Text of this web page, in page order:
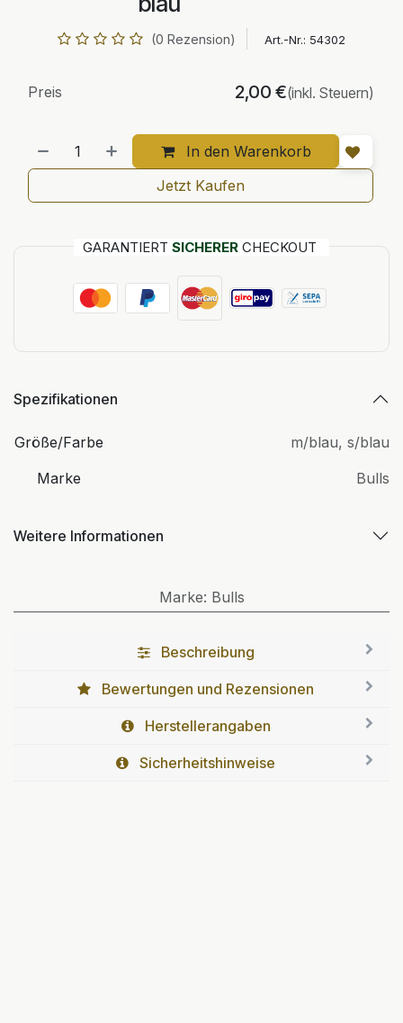
(0 Rezension) Art.-Nr.: 54302
In den Warenkorb
Preis 2,00 €(inkl. Steuern)
Jetzt Kaufen
GARANTIERT SICHERER CHECKOUT
Spezifikationen
Größe/Farbe m/blau, s/blau
Marke
Bulls
Weitere Informationen
Marke: Bulls
Beschreibung
Bewertungen und Rezensionen
Herstellerangaben
Sicherheitshinweise